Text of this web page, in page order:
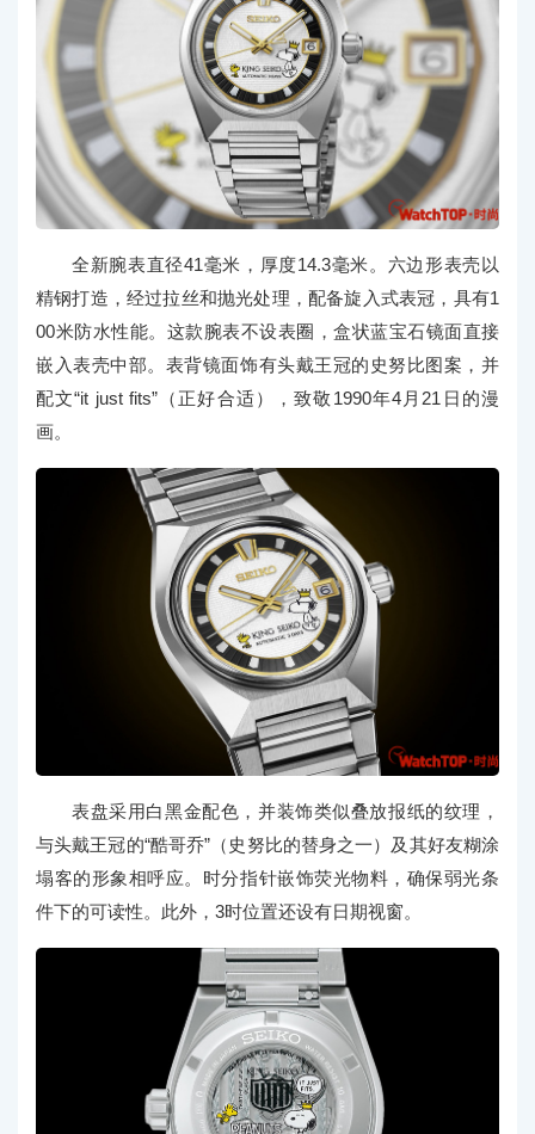
全新腕表直径41毫米，厚度14.3毫米。六边形表壳以
精钢打造，经过拉丝和抛光处理，配备旋入式表冠，具有1
00米防水性能。这款腕表不设表圈，盒状蓝宝石镜面直接
嵌入表壳中部。表背镜面饰有头戴王冠的史努比图案，并
配文“it just fits”（正好合适），致敬1990年4月21日的漫
画。
表盘采用白黑金配色，并装饰类似叠放报纸的纹理，
与头戴王冠的“酷哥乔”（史努比的替身之一）及其好友糊涂
塌客的形象相呼应。时分指针嵌饰荧光物料，确保弱光条
件下的可读性。此外，3时位置还设有日期视窗。